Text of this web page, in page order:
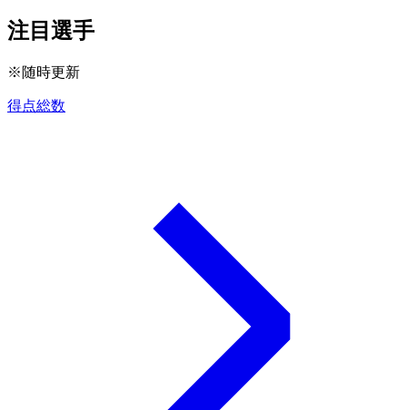
注目選手
※随時更新
得点総数